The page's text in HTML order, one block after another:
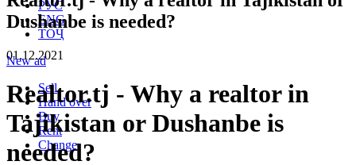
РУС
ENG
ТОҶ
New ad
Sell
Hand over
Buy
Rent
Change
Dushanbe is needed?
01.12.2021
Realtor.tj - Why a realtor in
Tajikistan or Dushanbe is
needed?